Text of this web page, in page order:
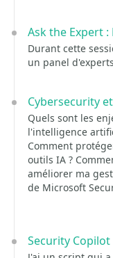
Ask the Expert
Durant cette
un panel
Cybersecurity
Quels sont les
l'intelligence
Comment
outils IA ?
améliorer ma
de Microsoft
Security